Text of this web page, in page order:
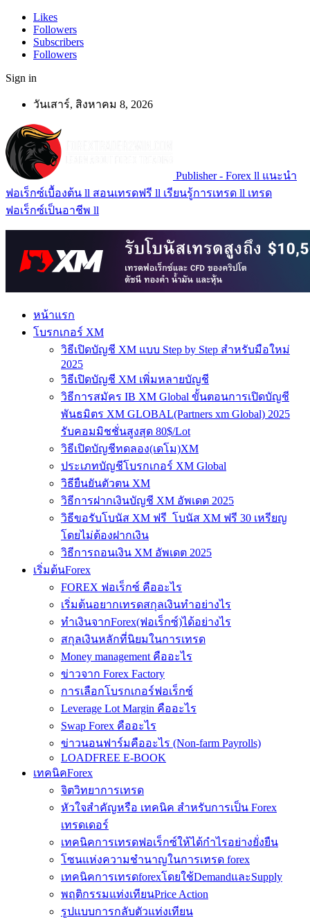
Likes
Followers
Subscribers
Followers
Sign in
วันเสาร์, สิงหาคม 8, 2026
Publisher - Forex ll แนะนำ
ฟอเร็กซ์เบื้องต้น ll สอนเทรดฟรี ll เรียนรู้การเทรด ll เทรด
ฟอเร็กซ์เป็นอาชีพ ll
หน้าแรก
โบรกเกอร์ XM
วิธีเปิดบัญชี XM แบบ Step by Step สำหรับมือใหม่
2025
วิธีเปิดบัญชี XM เพิ่มหลายบัญชี
วิธีการสมัคร IB XM Global ขั้นตอนการเปิดบัญชี
พันธมิตร XM GLOBAL(Partners xm Global) 2025
รับคอมมิชชั่นสูงสุด 80$/Lot
วิธีเปิดบัญชีทดลอง(เดโม)XM
ประเภทบัญชีโบรกเกอร์ XM Global
วิธียืนยันตัวตน XM
วิธีการฝากเงินบัญชี XM อัพเดต 2025
วิธีขอรับโบนัส XM ฟรี โบนัส XM ฟรี 30 เหรียญ
โดยไม่ต้องฝากเงิน
วิธีการถอนเงิน XM อัพเดต 2025
เริ่มต้นForex
FOREX ฟอเร็กซ์ คืออะไร
เริ่มต้นอยากเทรดสกุลเงินทำอย่างไร
ทำเงินจากForex(ฟอเร็กซ์)ได้อย่างไร
สกุลเงินหลักที่นิยมในการเทรด
Money management คืออะไร
ข่าวจาก Forex Factory
การเลือกโบรกเกอร์ฟอเร็กซ์
Leverage Lot Margin คืออะไร
Swap Forex คืออะไร
ข่าวนอนฟาร์มคืออะไร (Non-farm Payrolls)
LOADFREE E-BOOK
เทคนิคForex
จิตวิทยาการเทรด
หัวใจสำคัญหรือ เทคนิค สำหรับการเป็น Forex
เทรดเดอร์
เทคนิคการเทรดฟอเร็กซ์ให้ได้กำไรอย่างยั่งยืน
โซนแห่งความชำนาญในการเทรด forex
เทคนิคการเทรดforexโดยใช้DemandและSupply
พฤติกรรมแท่งเทียนPrice Action
รูปแบบการกลับตัวแท่งเทียน